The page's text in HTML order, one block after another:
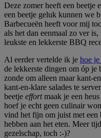
Deze zomer heeft een beetje
een beetje geluk kunnen we
Barbecueën heeft voor mij
als het dan eenmaal zo ver
leukste en lekkerste BBQ
Al eerder vertelde ik je hoe
de lekkerste dingen om óp je
zonde om alleen maar kant-
kant-en-klare salades te
beetje effortmaak je een
hoef je echt geen culinair
vind het fijn om juist met
hebben aan het eten. Meer
gezelschap, toch :-)?